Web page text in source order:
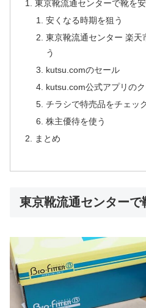
東京靴流通センターで靴を
安くなる時期を狙う
東京靴流通センター 楽天
う
kutsu.comのセール
kutsu.com公式アプリの
チラシで特売品をチェッ
株主優待を使う
まとめ
東京靴流通センター